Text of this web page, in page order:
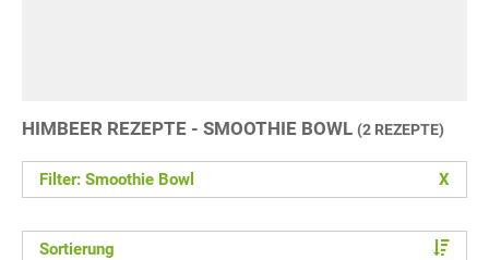
HIMBEER REZEPTE - SMOOTHIE BOWL (2 REZEPTE)
Filter: Smoothie Bowl X
Sortierung